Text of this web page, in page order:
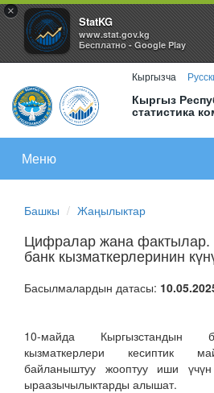
×
StatKG
www.stat.gov.kg
Бесплатно - Google Play
Кыргызча
Кыргыз
статистика
Меню
Башкы Жаңылыктар
Цифралар жана фактылар.
банк кызматкерлеринин
Басылмалардын датасы:
10-майда Кыргызстандын
кызматкерлери кесиптик
байланыштуу жооптуу иши үчүн
ыраазычылыктарды алышат.